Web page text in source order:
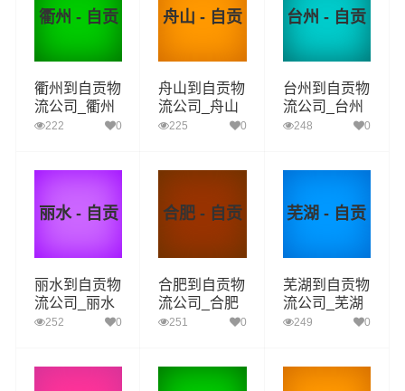
衢州 - 自贡
衢州到自贡物
流公司_衢州
到自贡货运_
222 0
舟山 - 自贡
舟山到自贡物
流公司_舟山
到自贡货运_
225 0
台州 - 自贡
台州到自贡物
流公司_台州
到自贡货运_
248 0
丽水 - 自贡
丽水到自贡物
流公司_丽水
到自贡货运_
252 0
合肥 - 自贡
合肥到自贡物
流公司_合肥
到自贡货运_
251 0
芜湖 - 自贡
芜湖到自贡物
流公司_芜湖
到自贡货运_
249 0